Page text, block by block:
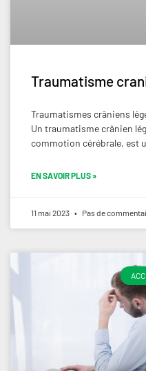
Traumatisme
Traumatismes crâniens
Un traumatisme crânien
commotion cérébrale, est
EN SAVOIR PLUS »
11 mai 2023 Pas de